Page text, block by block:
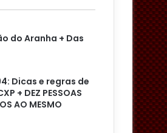
do Aranha + Das
Dicas e regras de
+ DEZ PESSOAS
AO MESMO